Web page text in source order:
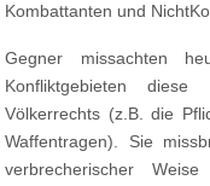
Kombattanten und
Gegner missachten
Konfliktgebieten
Völkerrechts (z.B. die
Waffentragen). Sie
verbrecherischer